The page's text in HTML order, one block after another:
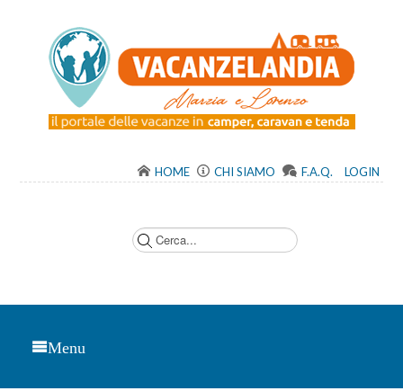
HOME CHI SIAMO F.A.Q. LOGIN
Menu